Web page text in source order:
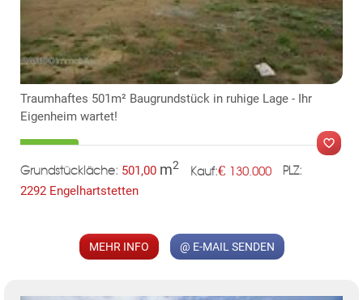
KLIS
Traumhaftes 501m² Baugrundstück in ruhige Lage - Ihr
Eigenheim wartet!
Grundstückläche: 501,00 m2 Kauf:€ 130.000 PLZ:
2292 Engelhartstetten
MEHR INFO @ E-MAIL SENDEN